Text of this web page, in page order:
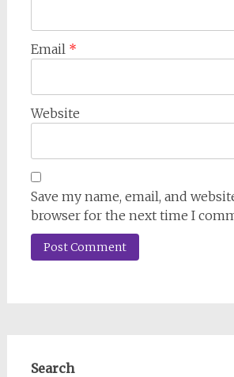
Email *
Website
Save my name, email, and
browser for the next time I
Search